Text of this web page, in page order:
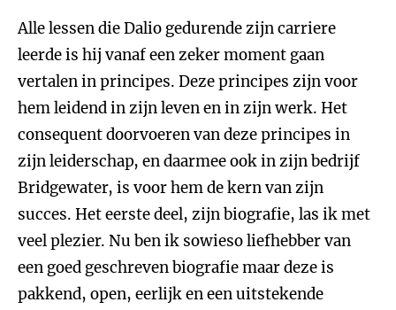
Alle lessen die Dalio gedurende zijn carriere
leerde is hij vanaf een zeker moment gaan
vertalen in principes. Deze principes zijn voor
hem leidend in zijn leven en in zijn werk. Het
consequent doorvoeren van deze principes in
zijn leiderschap, en daarmee ook in zijn bedrijf
Bridgewater, is voor hem de kern van zijn
succes. Het eerste deel, zijn biografie, las ik met
veel plezier. Nu ben ik sowieso liefhebber van
een goed geschreven biografie maar deze is
pakkend, open, eerlijk en een uitstekende